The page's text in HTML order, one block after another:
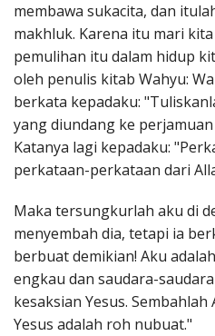
membawa sukacita, dan
makhluk. Karena itu mari
pemulihan itu dalam hidup
oleh penulis kitab Wahyu:
berkata kepadaku:
yang diundang ke
Katanya lagi kepadaku:
perkataan-perkataan dari
Maka tersungkurlah aku di
menyembah dia, tetapi ia
berbuat demikian! Aku
engkau dan saudara-
kesaksian Yesus.
Yesus adalah roh nubuat."